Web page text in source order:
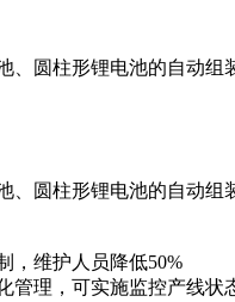
、圆柱形锂电池的自动组
、圆柱形锂电池的自动组
，维护人员降低50%
管理，可实施监控产线状